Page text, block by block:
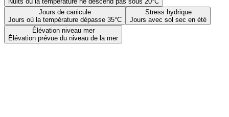
Jours de canicule
Jours où la température dépasse 35°C
Stress hydrique
Jours avec sol sec en été
Élévation niveau mer
Élévation prévue du niveau de la mer